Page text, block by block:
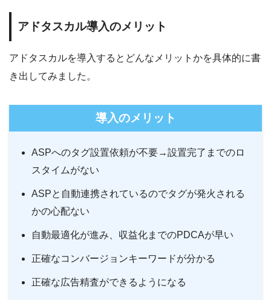
アドタスカル導入のメリット
アドタスカルを導入するとどんなメリットかを具体的に書
き出してみました。
導入のメリット
ASPへのタグ設置依頼が不要→設置完了までのロ
スタイムがない
ASPと自動連携されているのでタグが発火される
かの心配ない
自動最適化が進み、収益化までのPDCAが早い
正確なコンバージョンキーワードが分かる
正確な広告精査ができるようになる